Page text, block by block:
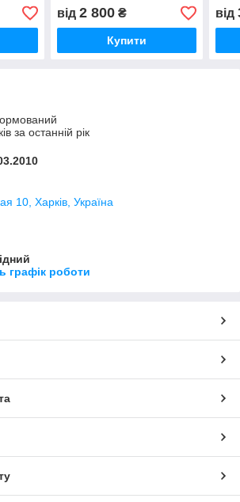
від 2 800₴
Купити
від
за останній рік
10, Харків, Україна
графік роботи